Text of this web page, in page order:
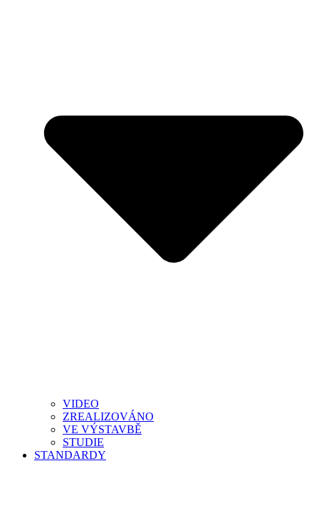
VIDEO
ZREALIZOVÁNO
VE VÝSTAVBĚ
STUDIE
STANDARDY